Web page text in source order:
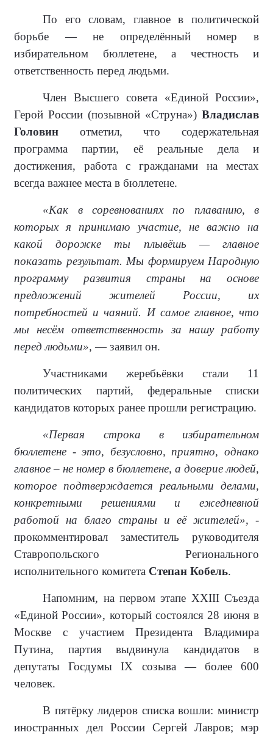
По его словам, главное в политической
борьбе — не определённый номер в
избирательном бюллетене, а честность и
ответственность перед людьми.
Член Высшего совета «Единой России»,
Герой России (позывной «Струна») Владислав
Головин отметил, что содержательная
программа партии, её реальные дела и
достижения, работа с гражданами на местах
всегда важнее места в бюллетене.
«Как в соревнованиях по плаванию, в
которых я принимаю участие, не важно на
какой дорожке ты плывёшь — главное
показать результат. Мы формируем Народную
программу развития страны на основе
предложений жителей России, их
потребностей и чаяний. И самое главное, что
мы несём ответственность за нашу работу
перед людьми», — заявил он.
Участниками жеребьёвки стали 11
политических партий, федеральные списки
кандидатов которых ранее прошли регистрацию.
«Первая строка в избирательном
бюллетене - это, безусловно, приятно, однако
главное – не номер в бюллетене, а доверие людей,
которое подтверждается реальными делами,
конкретными решениями и ежедневной
работой на благо страны и её жителей», -
прокомментировал заместитель руководителя
Ставропольского Регионального
исполнительного комитета Степан Кобель.
Напомним, на первом этапе XXIII Съезда
«Единой России», который состоялся 28 июня в
Москве с участием Президента Владимира
Путина, партия выдвинула кандидатов в
депутаты Госдумы IX созыва — более 600
человек.
В пятёрку лидеров списка вошли: министр
иностранных дел России Сергей Лавров; мэр